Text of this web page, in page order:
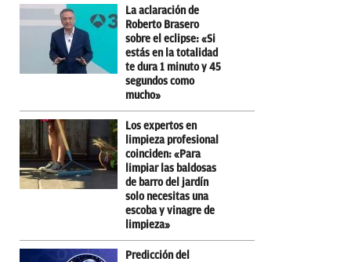
La aclaración de
Roberto Brasero
sobre el eclipse: «Si
estás en la totalidad
te dura 1 minuto y 45
segundos como
mucho»
Los expertos en
limpieza profesional
coinciden: «Para
limpiar las baldosas
de barro del jardín
solo necesitas una
escoba y vinagre de
limpieza»
Predicción del